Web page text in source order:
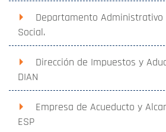
Departamento
Social.
Dirección de Impuestos y
DIAN
Empresa de Acueducto y
ESP